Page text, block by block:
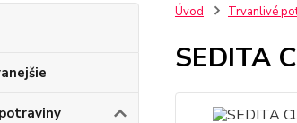
Úvod Trvanlivé
SEDITA